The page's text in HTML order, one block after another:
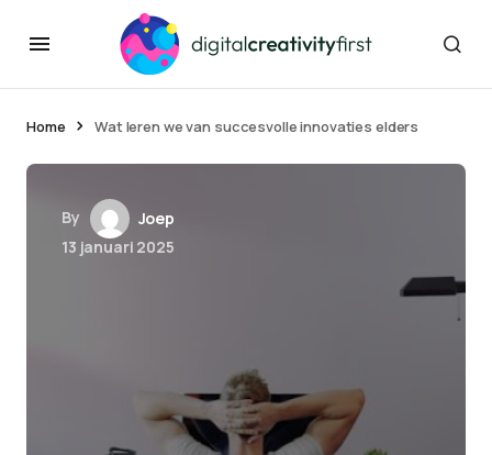
Home Wat leren we van succesvolle innovaties elders
By
Joep
13 januari 2025